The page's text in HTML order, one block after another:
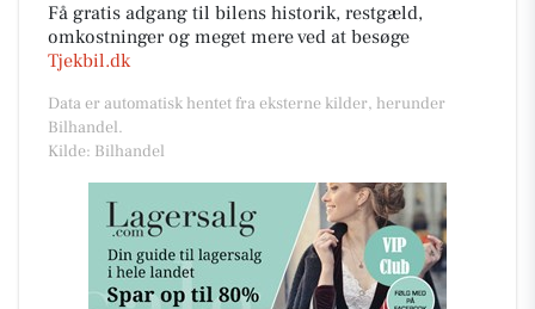
Få gratis adgang til bilens historik, restgæld,
omkostninger og meget mere ved at besøge
Tjekbil.dk
Data er automatisk hentet fra eksterne kilder, herunder
Bilhandel.
Kilde: Bilhandel